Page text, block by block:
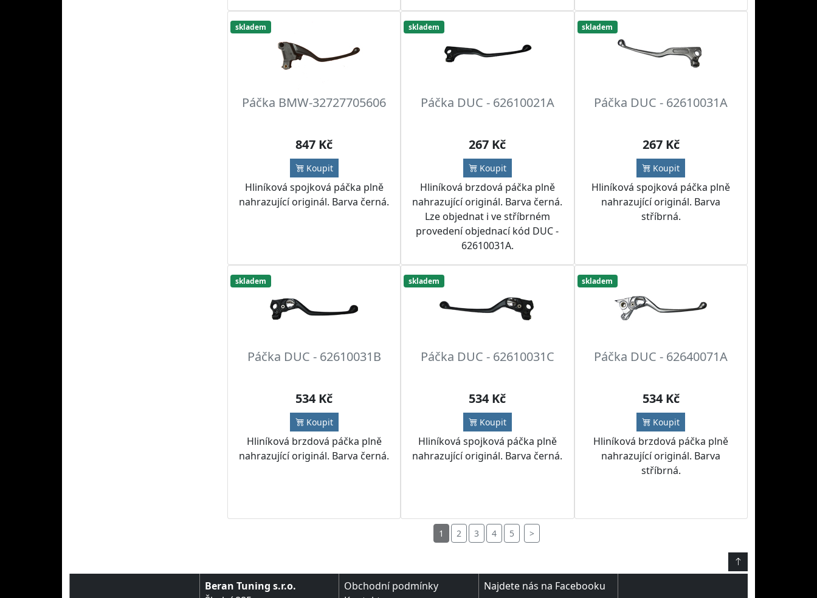
skladem
Páčka BMW-32727705606
847 Kč
Koupit
Hliníková spojková páčka plně
nahrazující originál. Barva černá.
skladem
Páčka DUC - 62610021A
267 Kč
Koupit
Hliníková brzdová páčka plně
nahrazující originál. Barva černá.
Lze objednat i ve stříbrném
provedení objednací kód DUC -
62610031A.
skladem
Páčka DUC - 62610031A
267 Kč
Koupit
Hliníková spojková páčka plně
nahrazující originál. Barva
stříbrná.
skladem
Páčka DUC - 62610031B
534 Kč
Koupit
Hliníková brzdová páčka plně
nahrazující originál. Barva černá.
skladem
Páčka DUC - 62610031C
534 Kč
Koupit
Hliníková spojková páčka plně
nahrazující originál. Barva černá.
skladem
Páčka DUC - 62640071A
534 Kč
Koupit
Hliníková brzdová páčka plně
nahrazující originál. Barva
stříbrná.
1 2 3 4 5 >
Beran Tuning s.r.o.
Obchodní podmínky
Najdete nás na Facebooku